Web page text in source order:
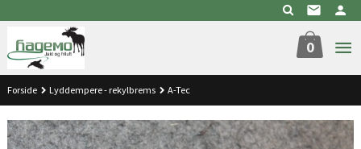
til
innholdet
0
Forside Lyddempere - rekylbrems A-Tec